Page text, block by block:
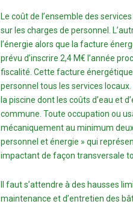
Le coût de l’ensemble des
sur les charges de personnel.
l’énergie alors que la facture
prévu d’inscrire 2,4 M€ l’année
fiscalité. Cette facture
personnel tous les services
la piscine dont les coûts d’eau et
commune. Toute occupation ou
mécaniquement au minimum
personnel et énergie » qui
impactant de façon transversale
Il faut s’attendre à des hausses
maintenance et d’entretien des